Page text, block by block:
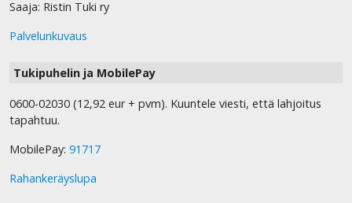
Saaja: Ristin Tuki ry
Palvelunkuvaus
Tukipuhelin ja MobilePay
0600-02030 (12,92 eur + pvm). Kuuntele viesti, että lahjoitus
tapahtuu.
MobilePay: 91717
Rahankeräyslupa